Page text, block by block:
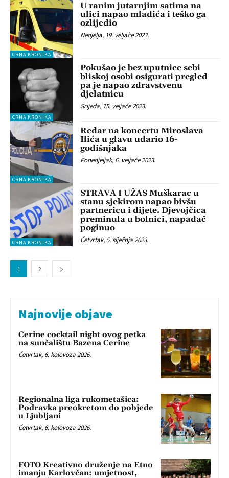
CRNA KRONIKA
U ranim jutarnjim satima na
ulici napao mladića i teško ga
ozlijedio
Nedjelja, 19. veljače 2023.
CRNA KRONIKA
Pokušao je bez uputnice sebi
bliskoj osobi osigurati pregled
pa je napao zdravstvenu
djelatnicu
Srijeda, 15. veljače 2023.
CRNA KRONIKA
Redar na koncertu Miroslava
Ilića u glavu udario 16-
godišnjaka
Ponedjeljak, 6. veljače 2023.
CRNA KRONIKA
STRAVA I UŽAS Muškarac u
stanu sjekirom napao bivšu
partnericu i dijete. Djevojčica
preminula u bolnici, napadač
poginuo
Četvrtak, 5. siječnja 2023.
1 2
Najnovije objave
Cerine cocktail night ovog petka
na sunčalištu Bazena Cerine
Četvrtak, 6. kolovoza 2026.
Regionalna liga rukometašica:
Podravka preokretom do pobjede
u Ljubljani
Četvrtak, 6. kolovoza 2026.
FOTO Kreativno druženje na Etno
imanju Karlovčan: umjetnost,